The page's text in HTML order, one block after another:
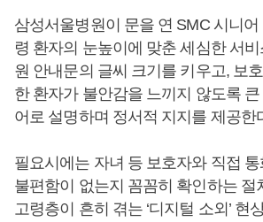
삼성서울병원이 문을 연 SMC 시니
령 환자의 눈높이에 맞춘 세심한 서
원 안내문의 글씨 크기를 키우고, 보
한 환자가 불안감을 느끼지 않도록
어로 설명하며 정서적 지지를 제공한
필요시에는 자녀 등 보호자와 직접 통
불편함이 없는지 꼼꼼히 확인하는 절
고령층이 흔히 겪는 ‘디지털 소외’ 현